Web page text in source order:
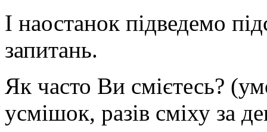
І наостанок підведемо
запитань.
Як часто Ви смієтесь?
усмішок, разів сміху за